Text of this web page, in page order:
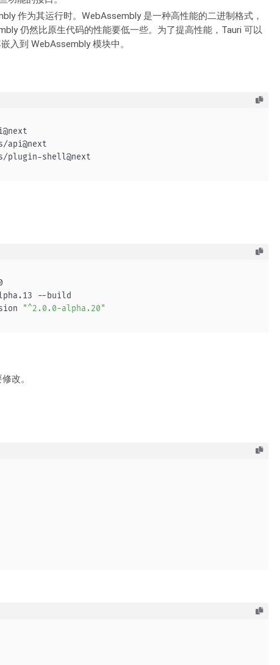
作为其运行时。WebAssembly 是一种高性能的二进制格式，
仍然比原生代码的性能要低一些。为了提高性能，Tauri 可以
入到 WebAssembly 模块中。
plugin-shell@next
--build
"^2.0.0-alpha.20"
改。